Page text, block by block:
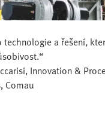
technologie a řešení,
Innovation &
Comau